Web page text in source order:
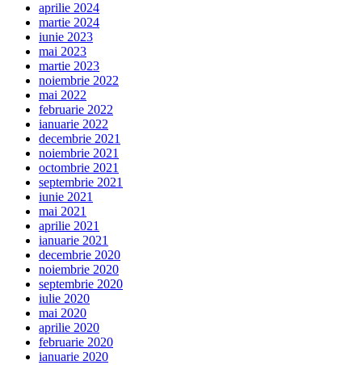
aprilie 2024
martie 2024
iunie 2023
mai 2023
martie 2023
noiembrie 2022
mai 2022
februarie 2022
ianuarie 2022
decembrie 2021
noiembrie 2021
octombrie 2021
septembrie 2021
iunie 2021
mai 2021
aprilie 2021
ianuarie 2021
decembrie 2020
noiembrie 2020
septembrie 2020
iulie 2020
mai 2020
aprilie 2020
februarie 2020
ianuarie 2020